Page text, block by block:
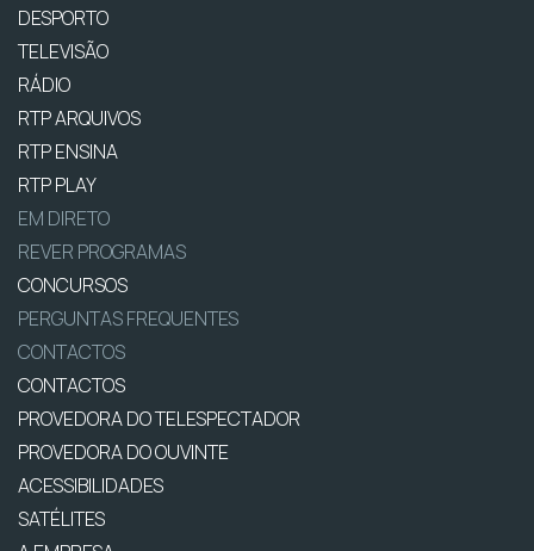
DESPORTO
TELEVISÃO
RÁDIO
RTP ARQUIVOS
RTP ENSINA
RTP PLAY
EM DIRETO
REVER PROGRAMAS
CONCURSOS
PERGUNTAS FREQUENTES
CONTACTOS
CONTACTOS
PROVEDORA DO TELESPECTADOR
PROVEDORA DO OUVINTE
ACESSIBILIDADES
SATÉLITES